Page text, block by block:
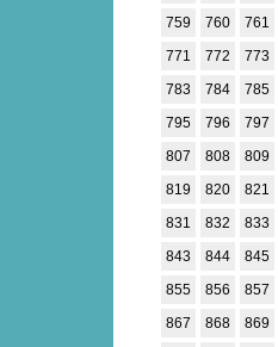
759
760 761
771
772 773
783
784 785
795
796 797
807
808 809
819
820 821
831
832 833
843
844 845
855
856 857
867
868 869